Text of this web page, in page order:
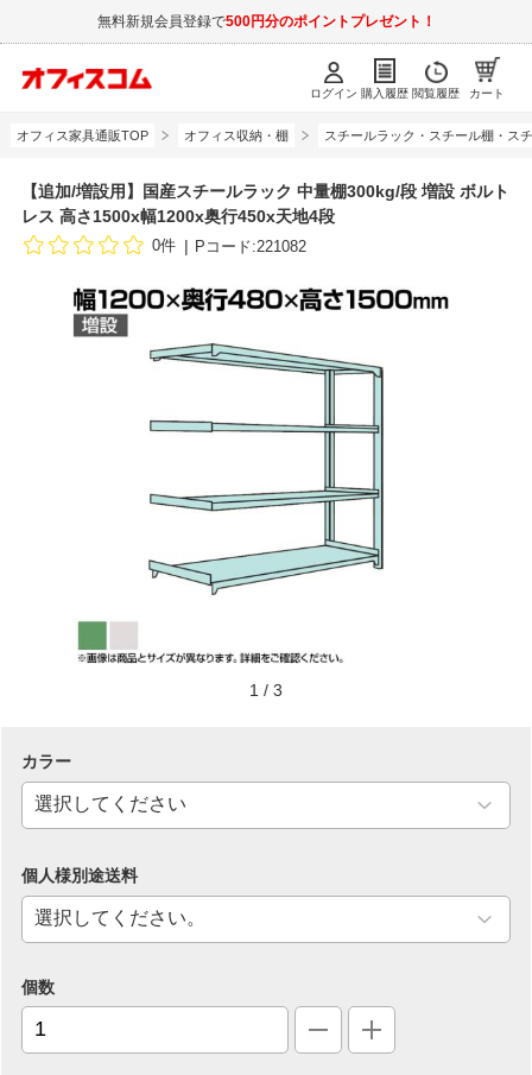
無料新規会員登録で500円分のポイントプレゼント！
ログイン 購入履歴 閲覧履歴 カート
オフィス家具通販TOP オフィス収納・棚 スチールラック・スチール棚・ス
【追加/増設用】国産スチールラック 中量棚300kg/段 増設 ボルト
レス 高さ1500x幅1200x奥行450x天地4段
0件 Pコード:221082
1 / 3
カラー
個人様別途送料
個数